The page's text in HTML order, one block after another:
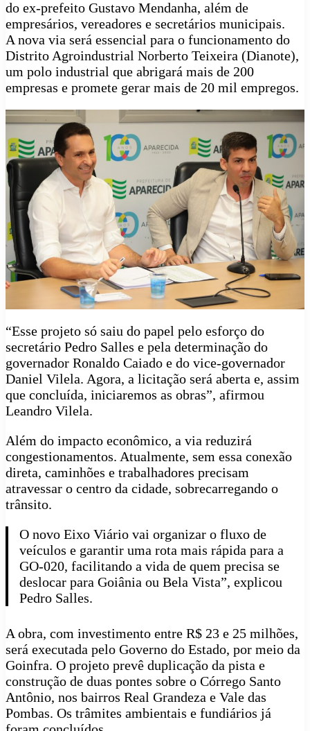
do ex-prefeito Gustavo Mendanha, além de
empresários, vereadores e secretários municipais.
A nova via será essencial para o funcionamento do
Distrito Agroindustrial Norberto Teixeira (Dianote),
um polo industrial que abrigará mais de 200
empresas e promete gerar mais de 20 mil empregos.
“Esse projeto só saiu do papel pelo esforço do
secretário Pedro Salles e pela determinação do
governador Ronaldo Caiado e do vice-governador
Daniel Vilela. Agora, a licitação será aberta e, assim
que concluída, iniciaremos as obras”, afirmou
Leandro Vilela.
Além do impacto econômico, a via reduzirá
congestionamentos. Atualmente, sem essa conexão
direta, caminhões e trabalhadores precisam
atravessar o centro da cidade, sobrecarregando o
trânsito.
O novo Eixo Viário vai organizar o fluxo de
veículos e garantir uma rota mais rápida para a
GO-020, facilitando a vida de quem precisa se
deslocar para Goiânia ou Bela Vista”, explicou
Pedro Salles.
A obra, com investimento entre R$ 23 e 25 milhões,
será executada pelo Governo do Estado, por meio da
Goinfra. O projeto prevê duplicação da pista e
construção de duas pontes sobre o Córrego Santo
Antônio, nos bairros Real Grandeza e Vale das
Pombas. Os trâmites ambientais e fundiários já